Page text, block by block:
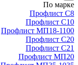
По марке
Профлист С8
Профлист С10
Профлист МП18-1100
Профлист С20
Профлист С21
Профлист МП20